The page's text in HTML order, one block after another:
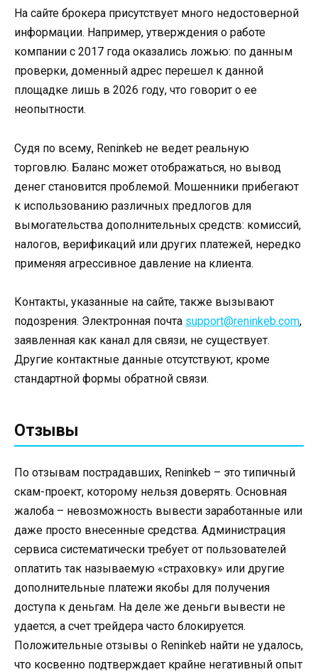
На сайте брокера присутствует много недостоверной
информации. Например, утверждения о работе
компании с 2017 года оказались ложью: по данным
проверки, доменный адрес перешел к данной
площадке лишь в 2026 году, что говорит о ее
неопытности.
Судя по всему, Reninkeb не ведет реальную
торговлю. Баланс может отображаться, но вывод
денег становится проблемой. Мошенники прибегают
к использованию различных предлогов для
вымогательства дополнительных средств: комиссий,
налогов, верификаций или других платежей, нередко
применяя агрессивное давление на клиента.
Контакты, указанные на сайте, также вызывают
подозрения. Электронная почта support@reninkeb.com,
заявленная как канал для связи, не существует.
Другие контактные данные отсутствуют, кроме
стандартной формы обратной связи.
Отзывы
По отзывам пострадавших, Reninkeb – это типичный
скам-проект, которому нельзя доверять. Основная
жалоба – невозможность вывести заработанные или
даже просто внесенные средства. Администрация
сервиса систематически требует от пользователей
оплатить так называемую «страховку» или другие
дополнительные платежи якобы для получения
доступа к деньгам. На деле же деньги вывести не
удается, а счет трейдера часто блокируется.
Положительные отзывы о Reninkeb найти не удалось,
что косвенно подтверждает крайне негативный опыт